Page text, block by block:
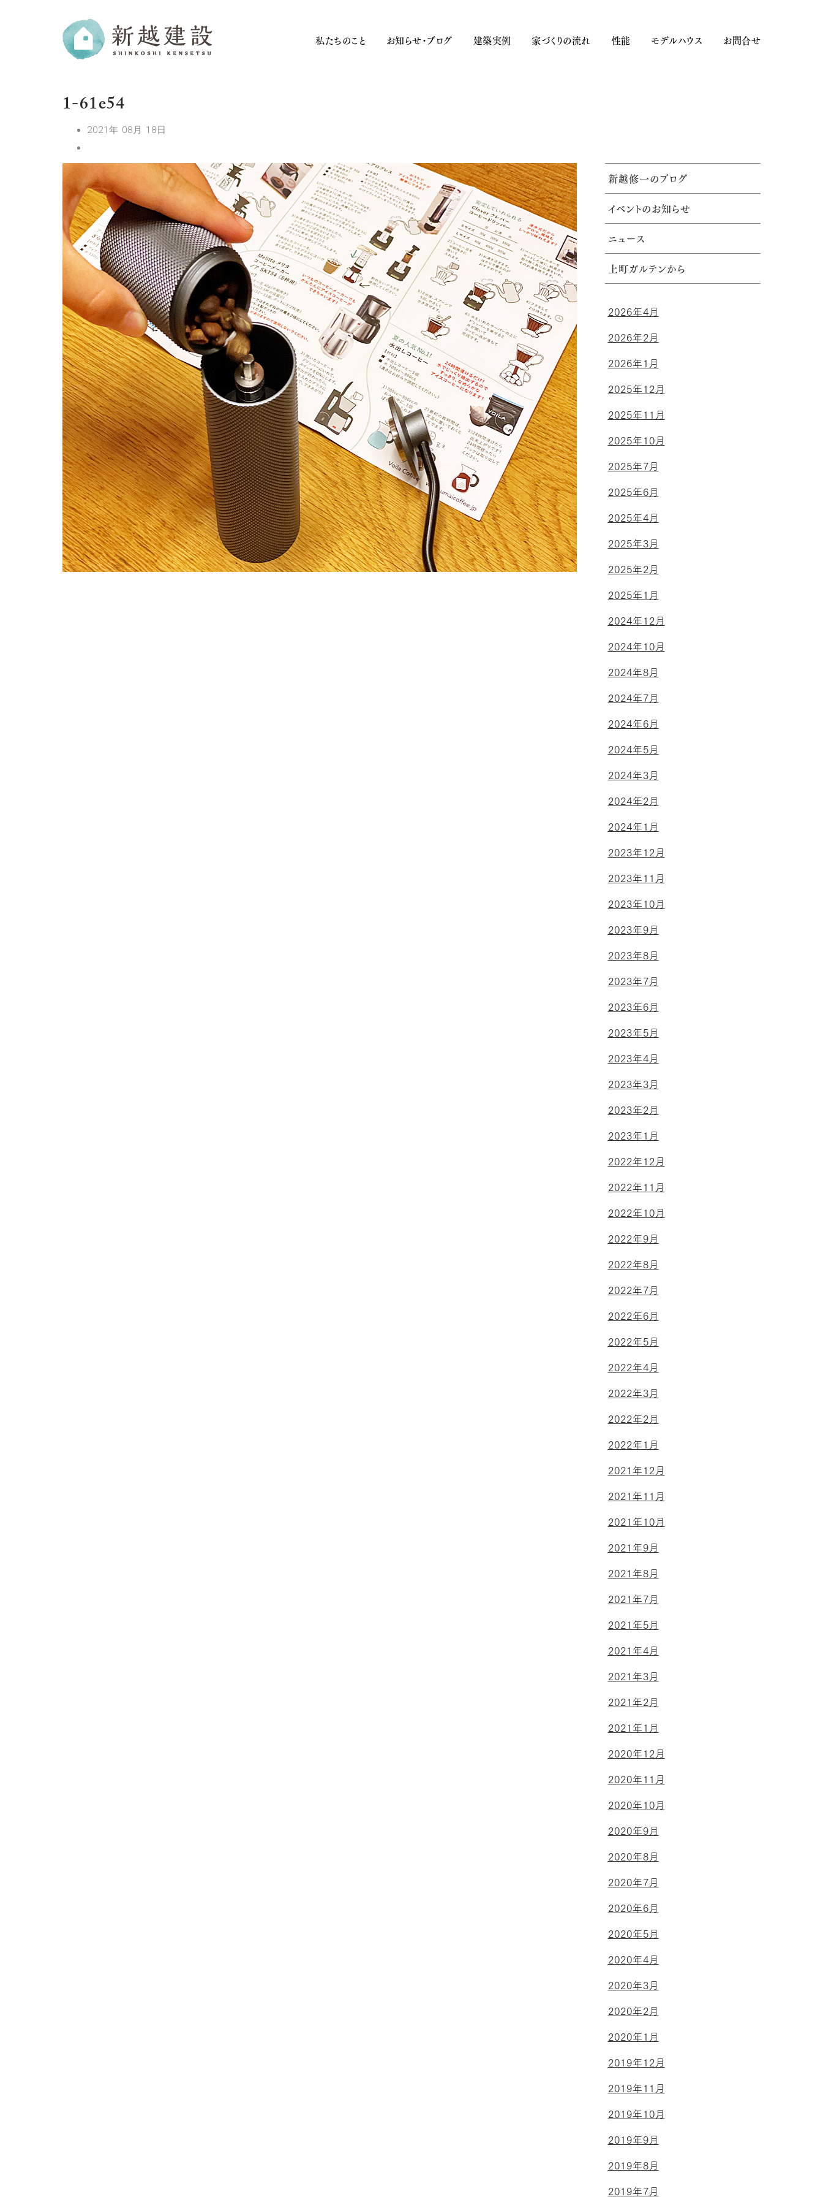
私たちのこと お知らせ・ブログ 建築実例 家づくりの流れ 性能 モデルハウス お問合せ
1-61e54
2021年 08月 18日
新越修一のブログ
イベントのお知らせ
ニュース
上町ガルテンから
2026年4月
2026年2月
2026年1月
2025年12月
2025年11月
2025年10月
2025年7月
2025年6月
2025年4月
2025年3月
2025年2月
2025年1月
2024年12月
2024年10月
2024年8月
2024年7月
2024年6月
2024年5月
2024年3月
2024年2月
2024年1月
2023年12月
2023年11月
2023年10月
2023年9月
2023年8月
2023年7月
2023年6月
2023年5月
2023年4月
2023年3月
2023年2月
2023年1月
2022年12月
2022年11月
2022年10月
2022年9月
2022年8月
2022年7月
2022年6月
2022年5月
2022年4月
2022年3月
2022年2月
2022年1月
2021年12月
2021年11月
2021年10月
2021年9月
2021年8月
2021年7月
2021年5月
2021年4月
2021年3月
2021年2月
2021年1月
2020年12月
2020年11月
2020年10月
2020年9月
2020年8月
2020年7月
2020年6月
2020年5月
2020年4月
2020年3月
2020年2月
2020年1月
2019年12月
2019年11月
2019年10月
2019年9月
2019年8月
2019年7月